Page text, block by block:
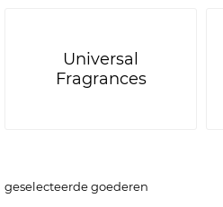
Universal
Fragrances
geselecteerde goederen